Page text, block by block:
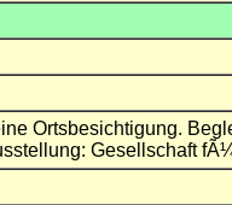
Ortsbesichtigung.
Gesellschaft